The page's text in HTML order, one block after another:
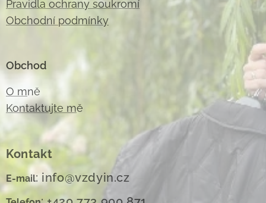
Pravidla ochrany soukromí
Obchodní podmínky
Obchod
O mně
Kontaktujte mě
Kontakt
E-mail: info@vzdyin.cz